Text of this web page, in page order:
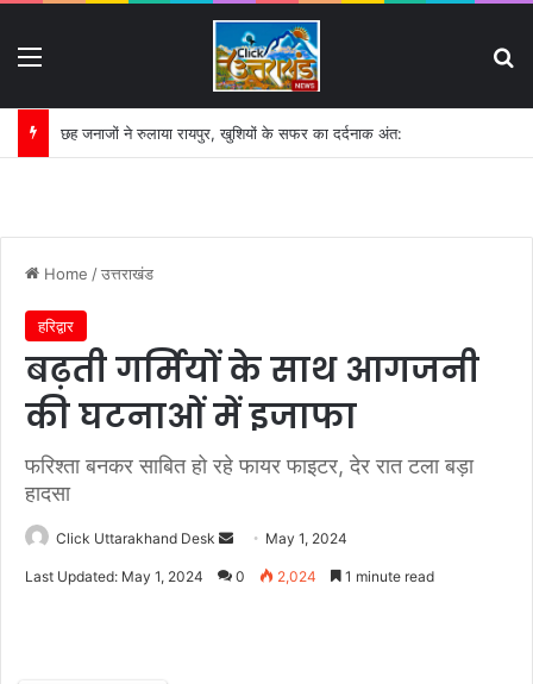
गंगा की बदहाली पर कृष्णकान्त के पत्र का असर:
Home /उत्तराखंड
हरिद्वार
बढ़ती गर्मियों के साथ आगजनी
की घटनाओं में इजाफा
फरिश्ता बनकर साबित हो रहे फायर फाइटर, देर रात टला बड़ा
हादसा
Click Uttarakhand Desk
e
May 1, 2024
Last Updated: May 1, 2024 0 2,024 1 minute read